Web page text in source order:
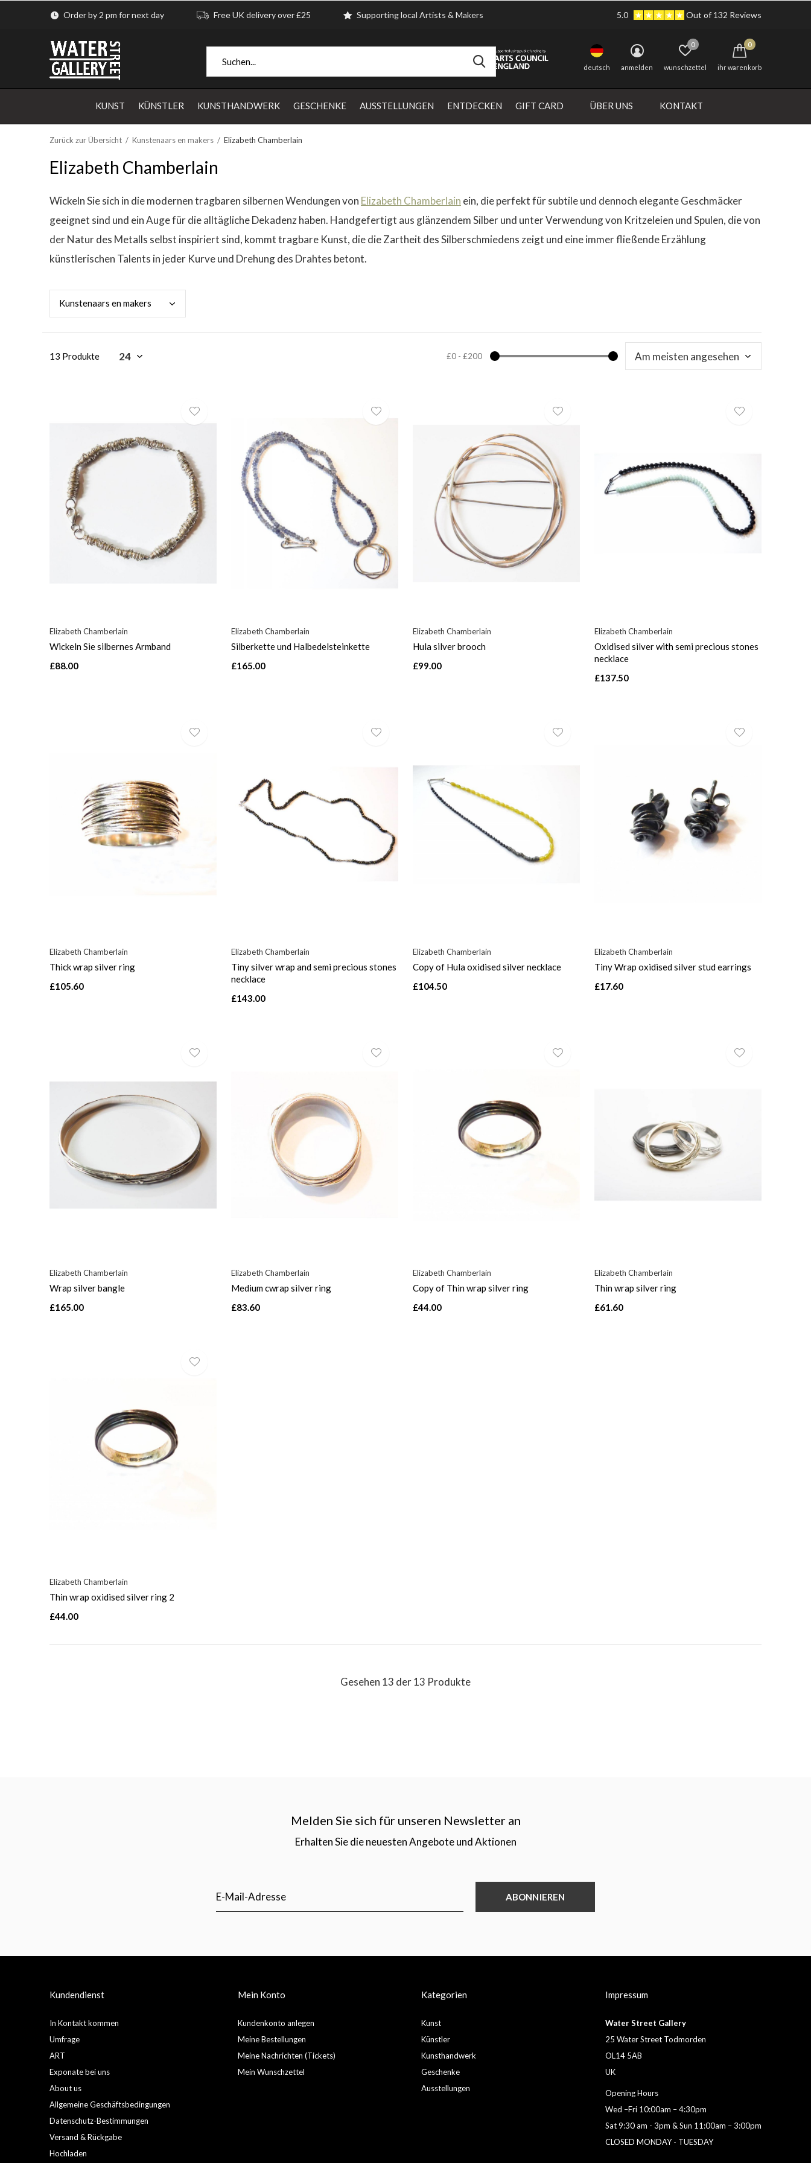
KUNST KÜNSTLER KUNSTHANDWERK GESCHENKE AUSSTELLUNGEN ENTDECKEN GIFT CARD ÜBER UNS KONTAKT
deutsch anmelden wunschzettel
0
ihr warenkorb
0
Order by 2 pm for next day Free UK delivery over £25 Supporting local Artists & Makers 5.0 Out of 132 Reviews
Zurück zur Übersicht Kunstenaars en makers Elizabeth Chamberlain
Elizabeth Chamberlain
Wickeln Sie sich in die modernen tragbaren silbernen Wendungen von Elizabeth Chamberlain ein, die perfekt für subtile und dennoch elegante Geschmäcker
geeignet sind und ein Auge für die alltägliche Dekadenz haben. Handgefertigt aus glänzendem Silber und unter Verwendung von Kritzeleien und Spulen, die von
der Natur des Metalls selbst inspiriert sind, kommt tragbare Kunst, die die Zartheit des Silberschmiedens zeigt und eine immer fließende Erzählung
künstlerischen Talents in jeder Kurve und Drehung des Drahtes betont.
Kunstenaars en makers
13 Produkte £0- £200
Elizabeth Chamberlain
Wickeln Sie silbernes Armband
£88.00
Elizabeth Chamberlain
Silberkette und Halbedelsteinkette
£165.00
Elizabeth Chamberlain
Hula silver brooch
£99.00
Elizabeth Chamberlain
Oxidised silver with semi precious stones
necklace
£137.50
Elizabeth Chamberlain
Thick wrap silver ring
£105.60
Elizabeth Chamberlain
Tiny silver wrap and semi precious stones
necklace
£143.00
Elizabeth Chamberlain
Copy of Hula oxidised silver necklace
£104.50
Elizabeth Chamberlain
Tiny Wrap oxidised silver stud earrings
£17.60
Elizabeth Chamberlain
Wrap silver bangle
£165.00
Elizabeth Chamberlain
Medium cwrap silver ring
£83.60
Elizabeth Chamberlain
Copy of Thin wrap silver ring
£44.00
Elizabeth Chamberlain
Thin wrap silver ring
£61.60
Elizabeth Chamberlain
Thin wrap oxidised silver ring 2
£44.00
Gesehen 13 der 13 Produkte
Melden Sie sich für unseren Newsletter an
Erhalten Sie die neuesten Angebote und Aktionen
ABONNIEREN
Kundendienst
In Kontakt kommen
Umfrage
ART
Exponate bei uns
About us
Allgemeine Geschäftsbedingungen
Datenschutz-Bestimmungen
Versand & Rückgabe
Hochladen
Mein Konto
Kundenkonto anlegen
Meine Bestellungen
Meine Nachrichten (Tickets)
Mein Wunschzettel
Kategorien
Kunst
Künstler
Kunsthandwerk
Geschenke
Ausstellungen
Impressum
Water Street Gallery
25 Water Street Todmorden
OL14 5AB
UK
Opening Hours
Wed –Fri 10:00am – 4:30pm
Sat 9:30 am - 3pm & Sun 11:00am – 3:00pm
CLOSED MONDAY - TUESDAY